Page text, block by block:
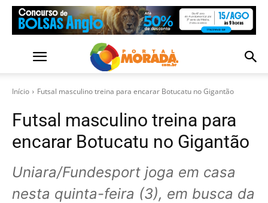
Início Futsal masculino treina para encarar Botucatu no Gigantão
Futsal masculino treina para
encarar Botucatu no Gigantão
Uniara/Fundesport joga em casa
nesta quinta-feira (3), em busca da